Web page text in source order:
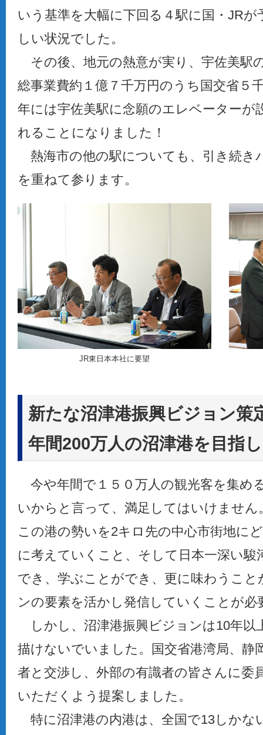
いう基準を大幅に下回る４駅に国・JR
しい状況でした。
その後、地元の熱意が実り、宇佐美駅
総事業費約１億７千万円のうち国交省５
年には宇佐美駅に念願のエレベーターが
れることになりました！
熱海市の他の駅についても、引き続き
を重ねて参ります。
JR東日本本社に要望
新たな沼津港振興ビジョン策
年間200万人の沼津港を目指
今や年間で１５０万人の観光客を集め
いからと言って、満足してはいけません
この港の勢いを2キロ先の中心市街地に
に考えていくこと、そして日本一深い駿
でき、学ぶことができ、更に味わうこ
ンの要素を活かし発信していくことが必
しかし、沼津港振興ビジョンは10年以
描けないでいました。国交省港湾局、静
者と交渉し、外部の有識者の皆さんに委
いただくよう提案しました。
特に沼津港の内港は、全国で13しかな